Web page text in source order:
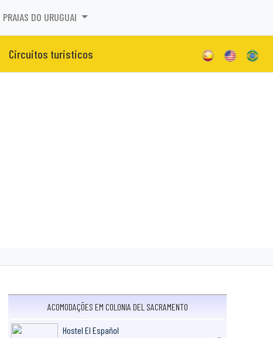
PRAIAS DO URUGUAI
Circuitos turisticos
ACOMODAÇÕES EM COLONIA DEL SACRAMENTO
Hostel El Español